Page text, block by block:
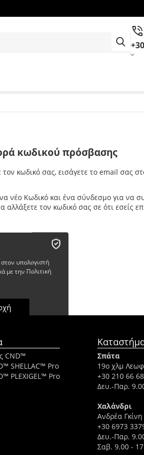
κωδικού πρόσβασης
κωδικό σας, εισάγετε το email σας
νέο Κωδικό και ένα σύνδεσμο για να
αλλάξετε τον κωδικό σας σε ότι εσείς
CND™
SHELLAC™ Pro
PLEXIGEL™ Pro
Σπάτα
19ο χλμ
+30 210 66
Δευ.-Παρ.
Χαλάνδρι
Ανδρέα
+30 6973
Δευ.-Παρ.
Σαβ. 9.00 -
υπολογιστή
με την Πολιτική